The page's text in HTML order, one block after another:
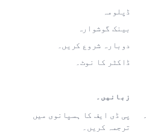
ڈپلومہ
بینک گوشوارہ
دوبارہ شروع کریں۔
ڈاکٹر کا نوٹ۔
زبانیں۔
پی ڈی ایف کا ہسپانوی میں
ترجمہ کریں۔